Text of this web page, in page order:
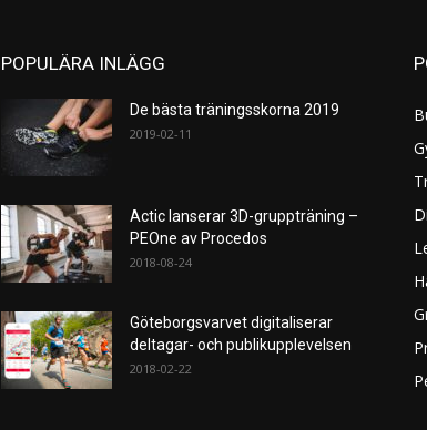
POPULÄRA INLÄGG
De bästa träningsskorna 2019
2019-02-11
Actic lanserar 3D-gruppträning –
PEOne av Procedos
2018-08-24
Göteborgsvarvet digitaliserar
deltagar- och publikupplevelsen
2018-02-22